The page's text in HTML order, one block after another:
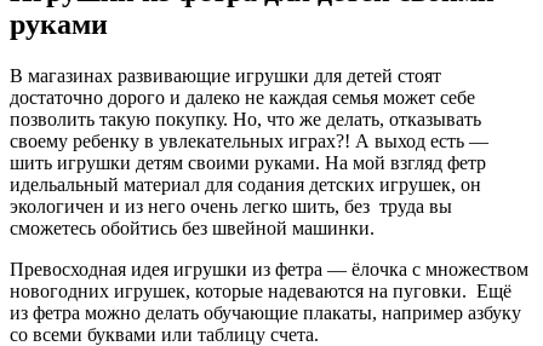
руками
В магазинах развивающие игрушки для детей стоят
достаточно дорого и далеко не каждая семья может себе
позволить такую покупку. Но, что же делать, отказывать
своему ребенку в увлекательных играх?! А выход есть —
шить игрушки детям своими руками. На мой взгляд фетр
идельальный материал для содания детских игрушек, он
экологичен и из него очень легко шить, без труда вы
сможетесь обойтись без швейной машинки.
Превосходная идея игрушки из фетра — ёлочка с множеством
новогодних игрушек, которые надеваются на пуговки. Ещё
из фетра можно делать обучающие плакаты, например азбуку
со всеми буквами или таблицу счета.